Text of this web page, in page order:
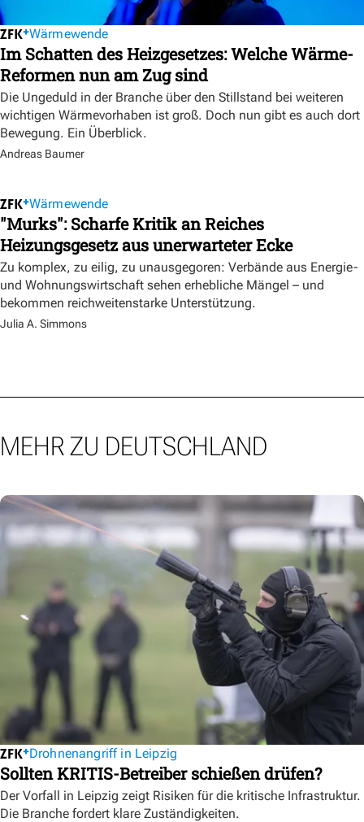
Wärmewende
Im Schatten des Heizgesetzes: Welche Wärme-
Reformen nun am Zug sind
Die Ungeduld in der Branche über den Stillstand bei weiteren
wichtigen Wärmevorhaben ist groß. Doch nun gibt es auch dort
Bewegung. Ein Überblick.
Andreas Baumer
Wärmewende
"Murks": Scharfe Kritik an Reiches
Heizungsgesetz aus unerwarteter Ecke
Zu komplex, zu eilig, zu unausgegoren: Verbände aus Energie-
und Wohnungswirtschaft sehen erhebliche Mängel – und
bekommen reichweitenstarke Unterstützung.
Julia A. Simmons
MEHR ZU DEUTSCHLAND
Drohnenangriff in Leipzig
Sollten KRITIS-Betreiber schießen drüfen?
Der Vorfall in Leipzig zeigt Risiken für die kritische Infrastruktur.
Die Branche fordert klare Zuständigkeiten.